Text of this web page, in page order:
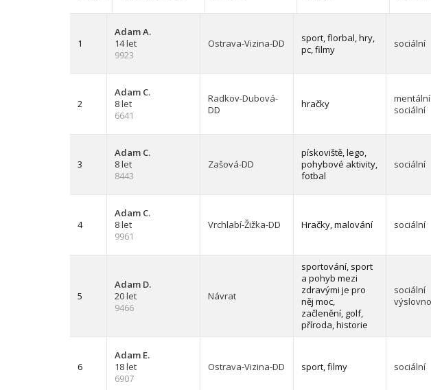
1
Adam A.
14 let
9923
Ostrava-Vizina-DD
sport, florbal, hry,
pc, filmy
sociální
2
Adam C.
8 let
6641
Radkov-Dubová-
DD
hračky
mentální
sociální
3
Adam C.
8 let
8443
Zašová-DD
pískoviště, lego,
pohybové aktivity,
fotbal
sociální
4
Adam C.
8 let
9961
Vrchlabí-Žižka-DD Hračky, malování sociální
5
Adam D.
20 let
9466
Návrat
sportování, sport
a pohyb mezi
zdravými je pro
něj moc,
začlenění, golf,
příroda, historie
sociální
6
Adam E.
18 let
6907
Ostrava-Vizina-DD sport, filmy sociální